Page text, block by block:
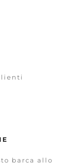
barca allo